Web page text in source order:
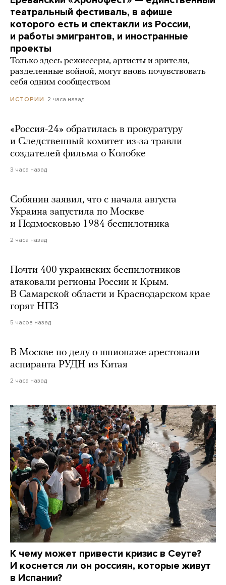
театральный фестиваль, в афише
которого есть и спектакли из России,
и работы эмигрантов, и иностранные
проекты
Только здесь режиссеры, артисты и зрители,
разделенные войной, могут вновь почувствовать
себя одним сообществом
ИСТОРИИ 2 часа назад
«Россия-24» обратилась в прокуратуру
и Следственный комитет из-за травли
создателей фильма о Колобке
3 часа назад
Собянин заявил, что с начала августа
Украина запустила по Москве
и Подмосковью 1984 беспилотника
2 часа назад
Почти 400 украинских беспилотников
атаковали регионы России и Крым.
В Самарской области и Краснодарском крае
горят НПЗ
5 часов назад
В Москве по делу о шпионаже арестовали
аспиранта РУДН из Китая
2 часа назад
К чему может привести кризис в Сеуте?
И коснется ли он россиян, которые живут
в Испании?